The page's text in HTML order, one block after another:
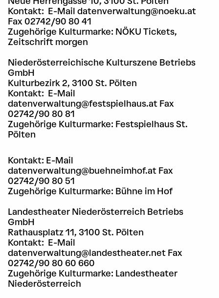
Kontakt: E-Mail datenverwaltung@noeku.at
Fax 02742/90 80 41
Zugehörige Kulturmarke: NÖKU Tickets,
Zeitschrift morgen
Niederösterreichische Kulturszene Betriebs
GmbH
Kulturbezirk 2, 3100 St. Pölten
Kontakt: E-Mail
datenverwaltung@festspielhaus.at Fax
02742/90 80 81
Zugehörige Kulturmarke: Festspielhaus St.
Pölten
Kontakt: E-Mail
datenverwaltung@buehneimhof.at Fax
02742/90 80 51
Zugehörige Kulturmarke: Bühne im Hof
Landestheater Niederösterreich Betriebs
GmbH
Rathausplatz 11, 3100 St. Pölten
Kontakt: E-Mail
datenverwaltung@landestheater.net Fax
02742/90 80 60 660
Zugehörige Kulturmarke: Landestheater
Niederösterreich